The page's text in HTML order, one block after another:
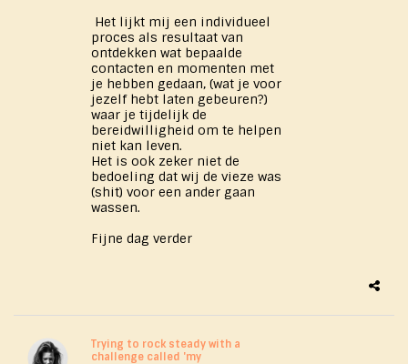
Het lijkt mij een individueel
proces als resultaat van
ontdekken wat bepaalde
contacten en momenten met
je hebben gedaan, (wat je voor
jezelf hebt laten gebeuren?)
waar je tijdelijk de
bereidwilligheid om te helpen
niet kan leven.
Het is ook zeker niet de
bedoeling dat wij de vieze was
(shit) voor een ander gaan
wassen.
Fijne dag verder
Trying to rock steady with a
challenge called 'my